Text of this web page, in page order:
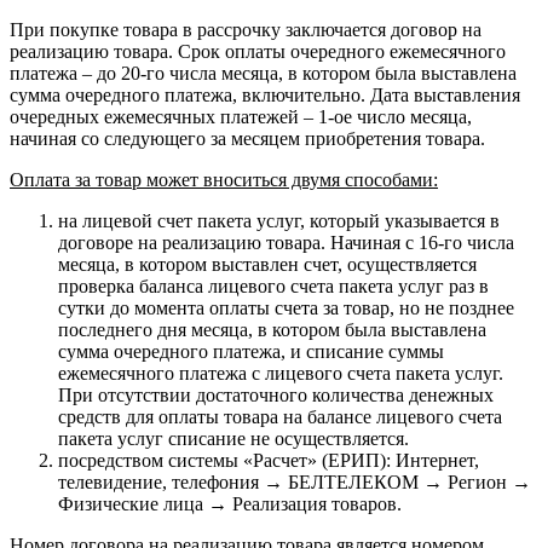
При покупке товара в рассрочку заключается договор на
реализацию товара. Срок оплаты очередного ежемесячного
платежа – до 20-го числа месяца, в котором была выставлена
сумма очередного платежа, включительно. Дата выставления
очередных ежемесячных платежей – 1-ое число месяца,
начиная со следующего за месяцем приобретения товара.
Оплата за товар может вноситься двумя способами:
на лицевой счет пакета услуг, который указывается в
договоре на реализацию товара. Начиная с 16-го числа
месяца, в котором выставлен счет, осуществляется
проверка баланса лицевого счета пакета услуг раз в
сутки до момента оплаты счета за товар, но не позднее
последнего дня месяца, в котором была выставлена
сумма очередного платежа, и списание суммы
ежемесячного платежа с лицевого счета пакета услуг.
При отсутствии достаточного количества денежных
средств для оплаты товара на балансе лицевого счета
пакета услуг списание не осуществляется.
посредством системы «Расчет» (ЕРИП): Интернет,
телевидение, телефония → БЕЛТЕЛЕКОМ → Регион →
Физические лица → Реализация товаров.